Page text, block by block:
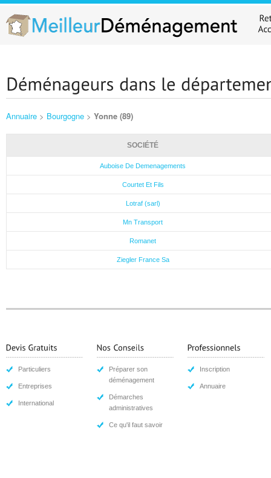
Annuaire > Bourgogne > Yonne (89)
SOCIÉTÉ
Auboise De Demenagements
Courtet Et Fils
Lotraf (sarl)
Mn Transport
Romanet
Ziegler France Sa
Particuliers
Entreprises
International
Préparer son
déménagement
Démarches
administratives
Ce qu'il faut savoir
Inscription
Annuaire